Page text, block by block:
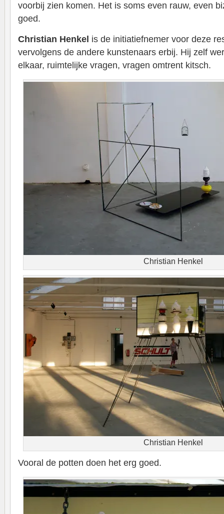
voorbij zien komen. Het is soms even rauw, even
goed.
Christian Henkel is de initiatiefnemer voor deze
vervolgens de andere kunstenaars erbij. Hij zelf
elkaar, ruimtelijke vragen, vragen omtrent kitsch.
Christian Henkel
Christian Henkel
Vooral de potten doen het erg goed.